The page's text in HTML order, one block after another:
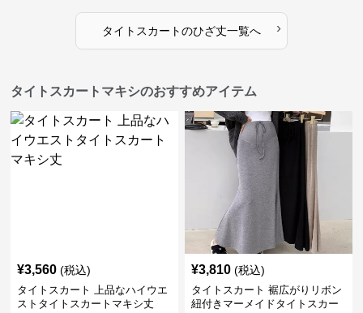
タイトスカートのひざ丈一覧へ ›
タイトスカートマキシのおすすめアイテム
¥3,560 (税込)
タイトスカート 上品なハイウエ
ストタイトスカートマキシ丈
¥3,810 (税込)
タイトスカート 裾広がりリボン
紐付きマーメイドタイトスカー